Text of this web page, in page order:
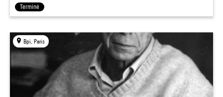
Terminé
Bpi, Paris